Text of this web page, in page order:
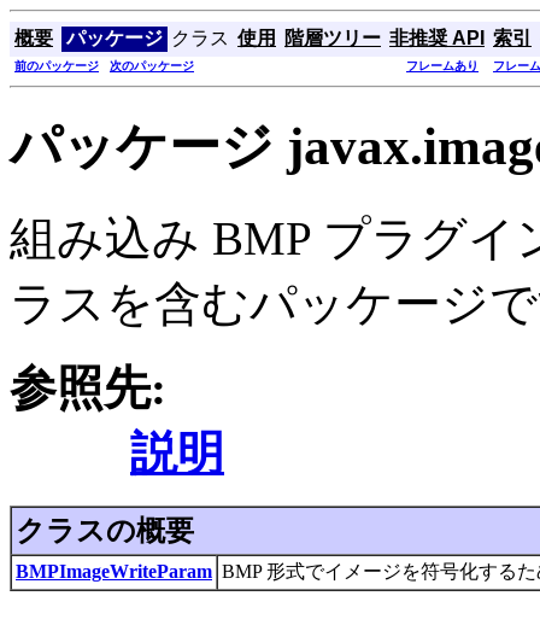
概要 パッケージ クラス 使用 階層ツリー 非推奨 API 索引
前のパッケージ 次のパッケージ フレームあり フレー
パッケージ
組み込み BMP プラグイ
ラスを含むパッケージ
参照先:
説明
クラスの概要
BMPImageWriteParam BMP 形式でイメージを符号化する